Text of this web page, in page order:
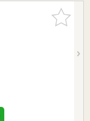
お気に入
りに追加